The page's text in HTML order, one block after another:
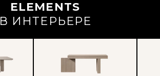
ELEMENTS
В ИНТЕРЬЕРЕ